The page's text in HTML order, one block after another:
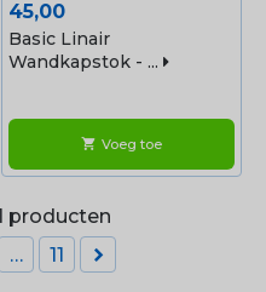
Prijs
45,00
Basic Linair
Wandkapstok - ...
shopping_cart Voeg toe
producten
… 11 